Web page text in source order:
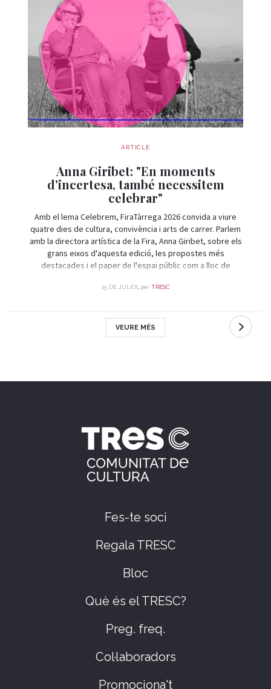
ARTICLE
Anna Giribet: "En moments
d'incertesa, també necessitem
celebrar"
Amb el lema Celebrem, FiraTàrrega 2026 convida a viure
quatre dies de cultura, convivència i arts de carrer. Parlem
amb la directora artística de la Fira, Anna Giribet, sobre els
grans eixos d'aquesta edició, les propostes més
destacades i el paper de l'espai públic com a lloc de
15 DE JULIOL per TRESC
VEURE MÉS
Fes-te soci
Regala TRESC
Bloc
Què és el TRESC?
Preg. freq.
Col·laboradors
Promociona't